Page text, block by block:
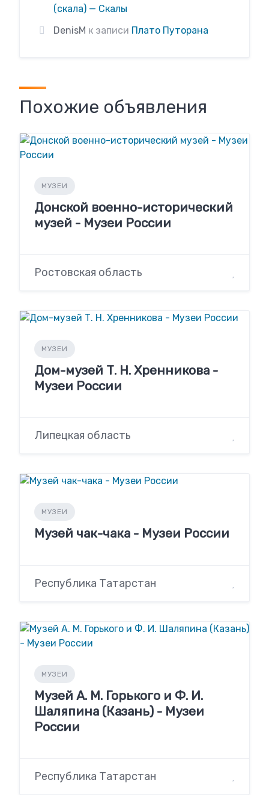
(скала) — Скалы
DenisM к записи Плато Путорана
Похожие объявления
МУЗЕИ
Донской военно-исторический
музей - Музеи России
Ростовская область
МУЗЕИ
Дом-музей Т. Н. Хренникова -
Музеи России
Липецкая область
МУЗЕИ
Музей чак-чака - Музеи России
Республика Татарстан
МУЗЕИ
Музей А. М. Горького и Ф. И.
Шаляпина (Казань) - Музеи
России
Республика Татарстан